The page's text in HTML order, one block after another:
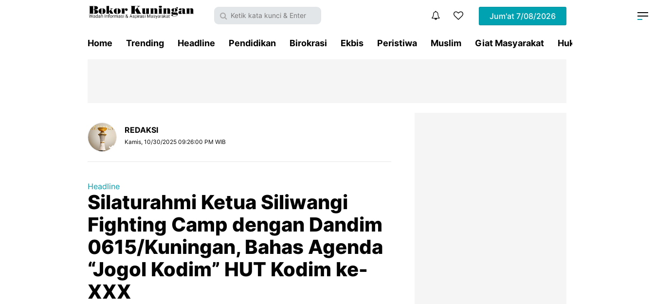
Jum'at 7/08/2026
Home Trending Headline Pendidikan Birokrasi Ekbis Peristiwa Muslim Giat Masyarakat Hukum
REDAKSI
Kamis, 10/30/2025 09:26:00 PM WIB
Headline
Silaturahmi Ketua Siliwangi
Fighting Camp dengan Dandim
0615/Kuningan, Bahas Agenda
“Jogol Kodim” HUT Kodim ke-
XXX